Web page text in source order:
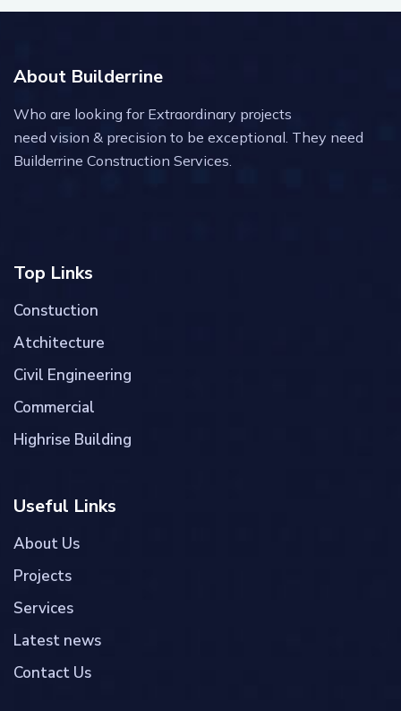
About Builderrine
Who are looking for Extraordinary projects
need vision & precision to be exceptional. They need
Builderrine Construction Services.
Top Links
Constuction
Atchitecture
Civil Engineering
Commercial
Highrise Building
Useful Links
About Us
Projects
Services
Latest news
Contact Us